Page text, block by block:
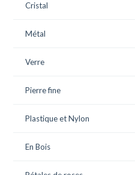
Cristal
Métal
Verre
Pierre fine
Plastique et Nylon
En Bois